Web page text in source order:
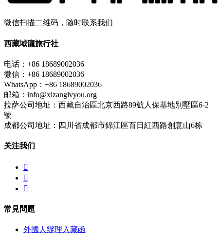
微信扫描二维码，随时联系我们
西藏域龍旅行社
电话：+86 18689002036
微信：+86 18689002036
WhatsApp：+86 18689002036
邮箱：info@xizanglvyou.org
拉萨公司地址：西藏自治區北京西路89號人保基地別墅區6-2
號
成都公司地址：四川省成都市錦江區百日紅西路創意山6栋
关注我们



常見問題
外國人辦理入藏函